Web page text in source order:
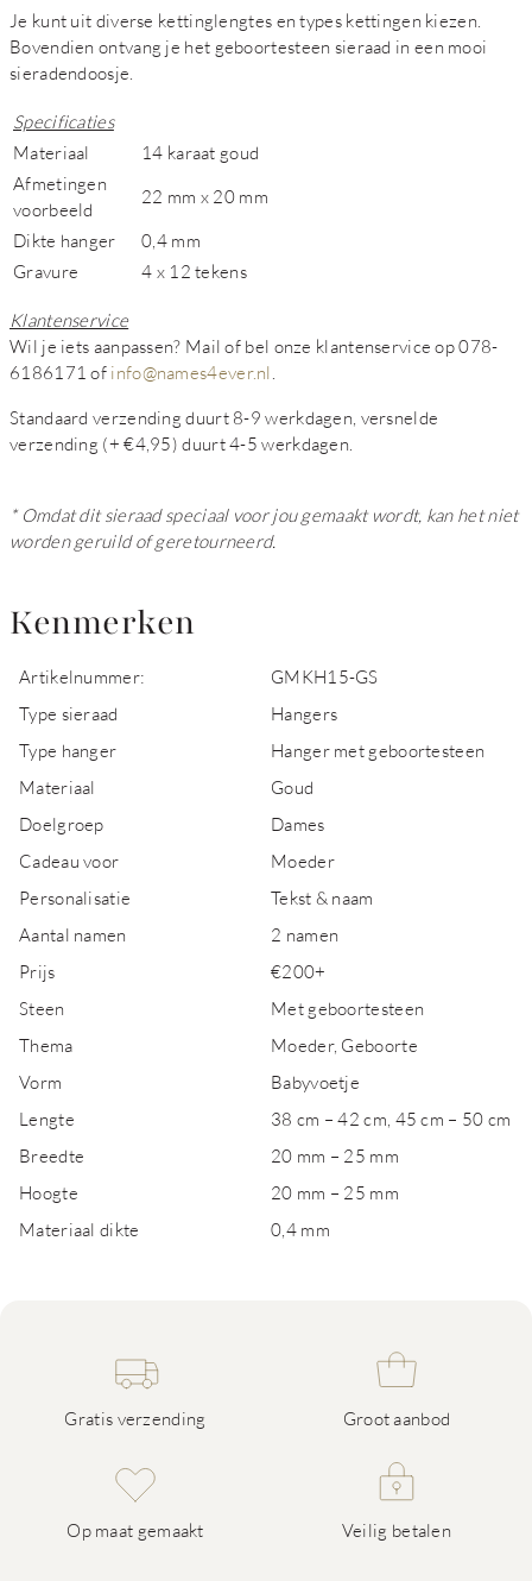
Je kunt uit diverse kettinglengtes en types kettingen kiezen.
Bovendien ontvang je het geboortesteen sieraad in een mooi
sieradendoosje.
Specificaties
Materiaal
14 karaat goud
Afmetingen
voorbeeld
22 mm x 20 mm
Dikte hanger
0,4 mm
Gravure
4 x 12 tekens
Klantenservice
Wil je iets aanpassen? Mail of bel onze klantenservice op 078-
6186171 of info@names4ever.nl
Standaard verzending duurt 8-9 werkdagen, versnelde
verzending (+ €4,95) duurt 4-5 werkdagen.
* Omdat dit sieraad speciaal voor jou gemaakt wordt, kan het niet
worden geruild of geretourneerd.
Kenmerken
Artikelnummer:
GMKH15-GS
Type sieraad
Hangers
Type hanger
Hanger met geboortesteen
Materiaal
Goud
Doelgroep
Dames
Cadeau voor
Moeder
Personalisatie
Tekst & naam
Aantal namen
2 namen
Prijs
€200+
Steen
Met geboortesteen
Thema
Moeder, Geboorte
Vorm
Babyvoetje
Lengte
38 cm – 42 cm, 45 cm – 50 cm
Breedte
20 mm – 25 mm
Hoogte
20 mm – 25 mm
Materiaal dikte
0,4 mm
Gratis verzending Groot aanbod
Op maat gemaakt Veilig betalen